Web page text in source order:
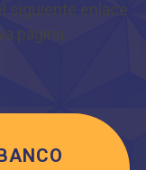
siguiente enlace
página.